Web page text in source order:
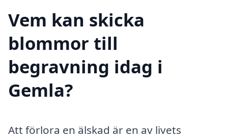
Vem kan skicka
blommor till
begravning idag i
Gemla?
Att förlora en älskad är en av livets